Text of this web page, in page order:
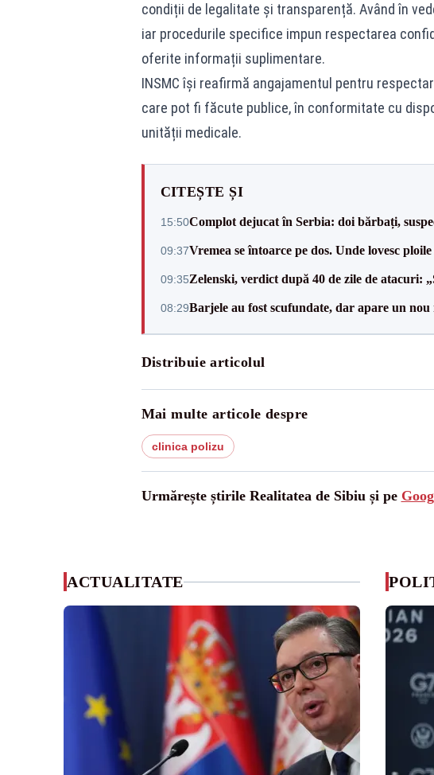
condiții de legalitate și transparență. Având în
iar procedurile specifice impun respectarea
oferite informații suplimentare.
INSMC își reafirmă angajamentul pentru
care pot fi făcute publice, în conformitate cu
unității medicale.
CITEȘTE ȘI
15:50Complot dejucat în Serbia: doi bărbați,
09:37Vremea se întoarce pe dos. Unde lovesc
09:35Zelenski, verdict după 40 de zile de atacuri:
08:29Barjele au fost scufundate, dar apare un
Distribuie articolul
Mai multe articole despre
clinica polizu
Urmărește știrile Realitatea de Sibiu și pe
ACTUALITATE